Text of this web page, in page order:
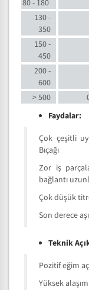
80 - 180
130 -
350
150 -
450
200 -
600
> 500
Faydalar:
Çok çeşitli
Bıçağı
Zor iş
bağlantı
Çok düşük
Son derece
Teknik
Pozitif eğim
Yüksek